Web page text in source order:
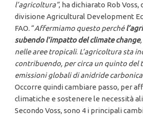
l’agricoltura”, ha dichiarato Rob
divisione Agricultural Development
FAO. “Affermiamo questo perché
subendo l’impatto del climate change
nelle aree tropicali. L’agricoltura sta
contribuendo, per circa un quinto del
emissioni globali di anidride carbonica
Occorre quindi cambiare passo, per
climatiche e sostenere le necessità
Secondo Voss, sono 4 i principali